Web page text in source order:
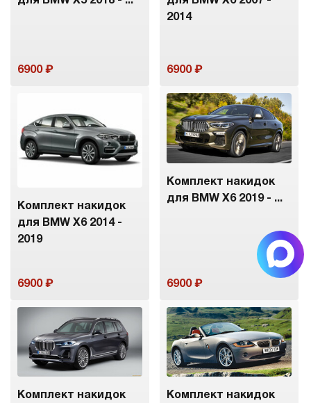
6900
2014
6900
Комплект накидок
для BMW X6 2014 -
2019
6900
Комплект накидок
для BMW X6 2019 - ...
6900
Комплект накидок
Комплект накидок